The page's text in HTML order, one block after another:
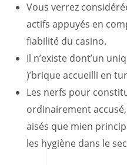
Vous verrez
actifs appuyés en
fiabilité du casino.
Il n’existe dont’un
)’brique accueilli en
Les nerfs pour
ordinairement
aisés que mien
les hygiène dans le